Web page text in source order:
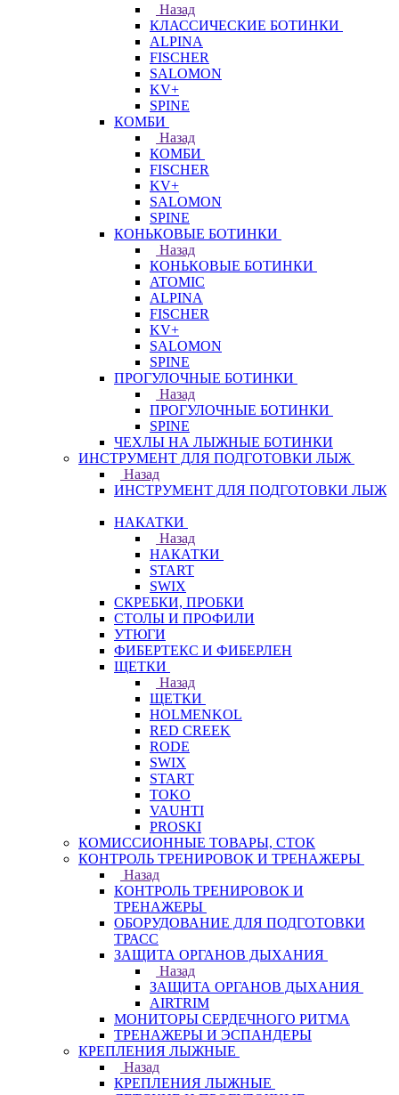
Назад
КЛАССИЧЕСКИЕ БОТИНКИ
ALPINA
FISCHER
SALOMON
KV+
SPINE
КОМБИ
Назад
КОМБИ
FISCHER
KV+
SALOMON
SPINE
КОНЬКОВЫЕ БОТИНКИ
Назад
КОНЬКОВЫЕ БОТИНКИ
ATOMIC
ALPINA
FISCHER
KV+
SALOMON
SPINE
ПРОГУЛОЧНЫЕ БОТИНКИ
Назад
ПРОГУЛОЧНЫЕ БОТИНКИ
SPINE
ЧЕХЛЫ НА ЛЫЖНЫЕ БОТИНКИ
ИНСТРУМЕНТ ДЛЯ ПОДГОТОВКИ ЛЫЖ
Назад
ИНСТРУМЕНТ ДЛЯ ПОДГОТОВКИ ЛЫЖ
НАКАТКИ
Назад
НАКАТКИ
START
SWIX
СКРЕБКИ, ПРОБКИ
СТОЛЫ И ПРОФИЛИ
УТЮГИ
ФИБЕРТЕКС И ФИБЕРЛЕН
ЩЕТКИ
Назад
ЩЕТКИ
HOLMENKOL
RED CREEK
RODE
SWIX
START
TOKO
VAUHTI
PROSKI
КОМИССИОННЫЕ ТОВАРЫ, СТОК
КОНТРОЛЬ ТРЕНИРОВОК И ТРЕНАЖЕРЫ
Назад
КОНТРОЛЬ ТРЕНИРОВОК И
ТРЕНАЖЕРЫ
ОБОРУДОВАНИЕ ДЛЯ ПОДГОТОВКИ
ТРАСС
ЗАЩИТА ОРГАНОВ ДЫХАНИЯ
Назад
ЗАЩИТА ОРГАНОВ ДЫХАНИЯ
AIRTRIM
МОНИТОРЫ СЕРДЕЧНОГО РИТМА
ТРЕНАЖЕРЫ И ЭСПАНДЕРЫ
КРЕПЛЕНИЯ ЛЫЖНЫЕ
Назад
КРЕПЛЕНИЯ ЛЫЖНЫЕ